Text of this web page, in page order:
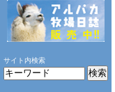
サイト内検索